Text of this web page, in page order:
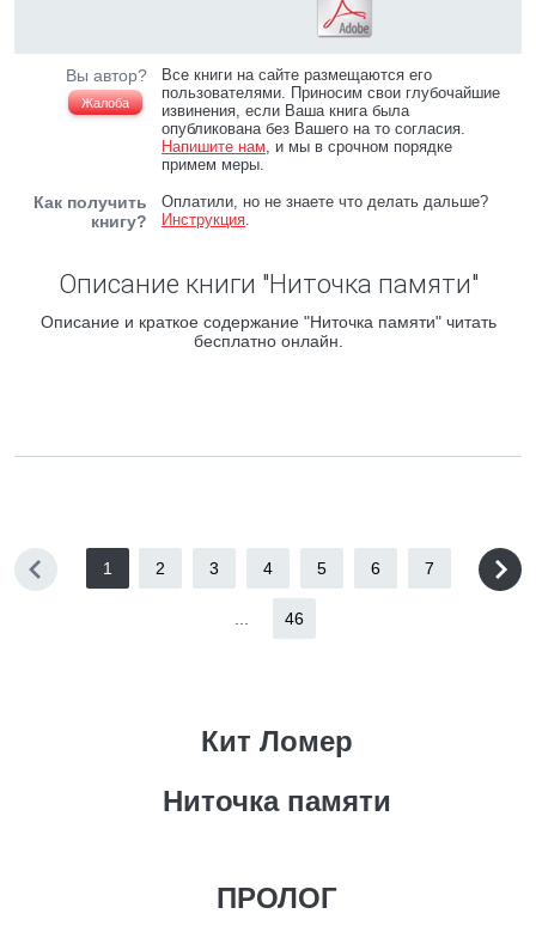
Вы автор?
Жалоба
Все книги на сайте размещаются его
пользователями. Приносим свои глубочайшие
извинения, если Ваша книга была
опубликована без Вашего на то согласия.
Напишите нам, и мы в срочном порядке
примем меры.
Как получить
книгу?
Оплатили, но не знаете что делать дальше?
Инструкция.
Описание книги "Ниточка памяти"
Описание и краткое содержание "Ниточка памяти" читать
бесплатно онлайн.
1 2 3 4 5 6 7
46
Кит Ломер
Ниточка памяти
ПРОЛОГ